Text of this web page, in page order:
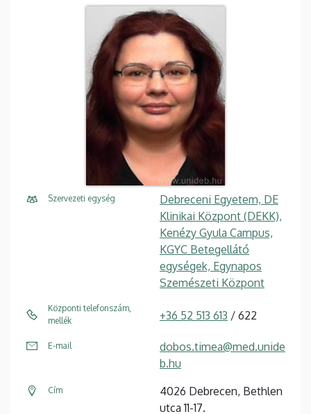
Szervezeti egység
Debreceni Egyetem, DE
Klinikai Központ (DEKK),
Kenézy Gyula Campus,
KGYC Betegellátó
egységek, Egynapos
Szemészeti Központ
Központi telefonszám,
mellék
+36 52 513 613 / 622
E-mail
dobos.timea@med.unide
b.hu
Cím
4026 Debrecen, Bethlen
utca 11-17.